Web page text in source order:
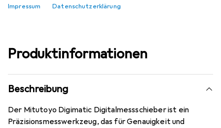
Impressum Datenschutzerklärung
Produktinformationen
Beschreibung
Der Mitutoyo Digimatic Digitalmessschieber ist ein
Präzisionsmesswerkzeug, das für Genauigkeit und